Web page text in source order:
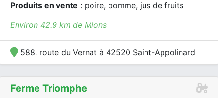
Produits en vente : poire, pomme, jus de fruits
Environ 42.9 km de Mions
588, route du Vernat à 42520 Saint-Appolinard
Ferme Triomphe